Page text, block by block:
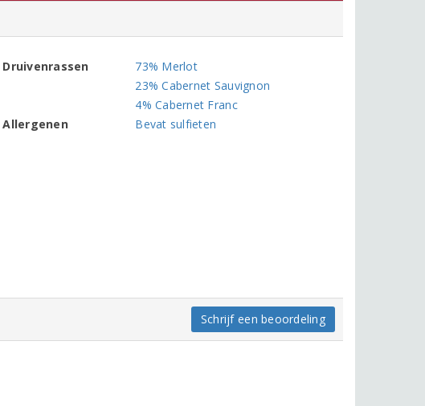
Druivenrassen
73% Merlot
23% Cabernet Sauvignon
4% Cabernet Franc
Allergenen
Bevat sulfieten
Schrijf een beoordeling